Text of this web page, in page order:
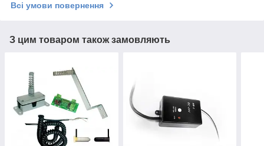
Всі умови повернення
З цим товаром також замовляють